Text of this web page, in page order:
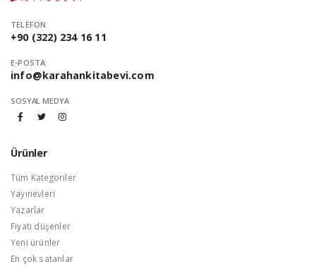
TELEFON:
+90 (322) 234 16 11
E-POSTA:
info@karahankitabevi.com
SOSYAL MEDYA
Ürünler
Tüm Kategoriler
Yayınevleri
Yazarlar
Fiyatı düşenler
Yeni ürünler
En çok satanlar